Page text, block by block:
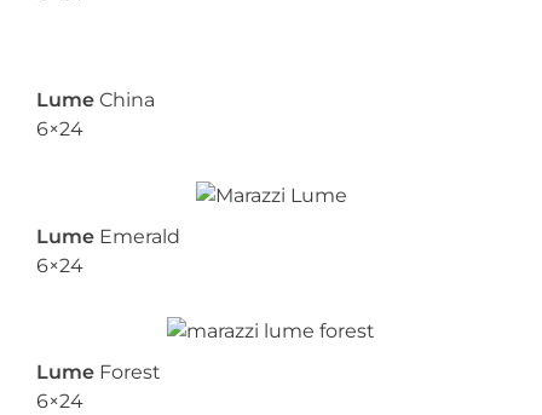
Lume China
6×24
Lume Emerald
6×24
Lume Forest
6×24